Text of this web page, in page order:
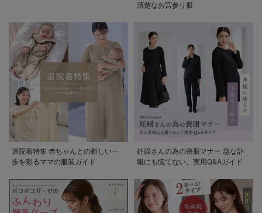
清楚なお宮参り服
退院着特集 赤ちゃんとの新しい一
歩を彩るママの服装ガイド
妊婦さんの為の喪服マナー 急な訃
報にも慌てない。実用Q&Aガイド